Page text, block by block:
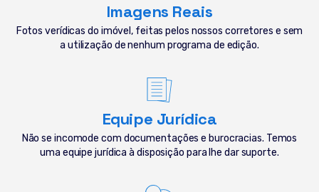
Imagens Reais
Fotos verídicas do imóvel, feitas pelos nossos corretores e sem
a utilização de nenhum programa de edição.
Equipe Jurídica
Não se incomode com documentações e burocracias. Temos
uma equipe jurídica à disposição para lhe dar suporte.